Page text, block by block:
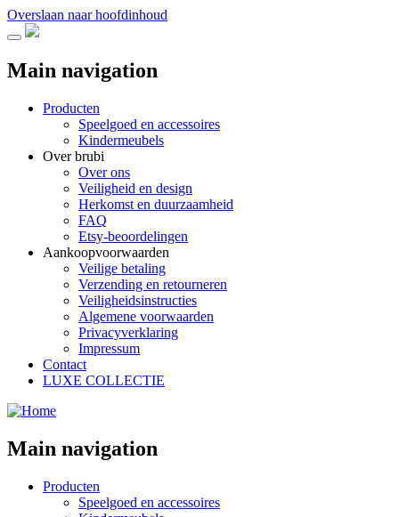
Overslaan naar hoofdinhoud
Main navigation
Producten
Speelgoed en accessoires
Kindermeubels
Over brubi
Over ons
Veiligheid en design
Herkomst en duurzaamheid
FAQ
Etsy-beoordelingen
Aankoopvoorwaarden
Veilige betaling
Verzending en retourneren
Veiligheidsinstructies
Algemene voorwaarden
Privacyverklaring
Impressum
Contact
LUXE COLLECTIE
Main navigation
Producten
Speelgoed en accessoires